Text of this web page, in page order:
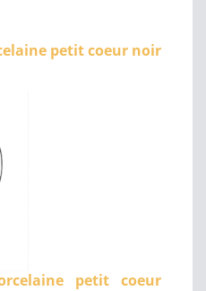
petit coeur noir
petit coeur